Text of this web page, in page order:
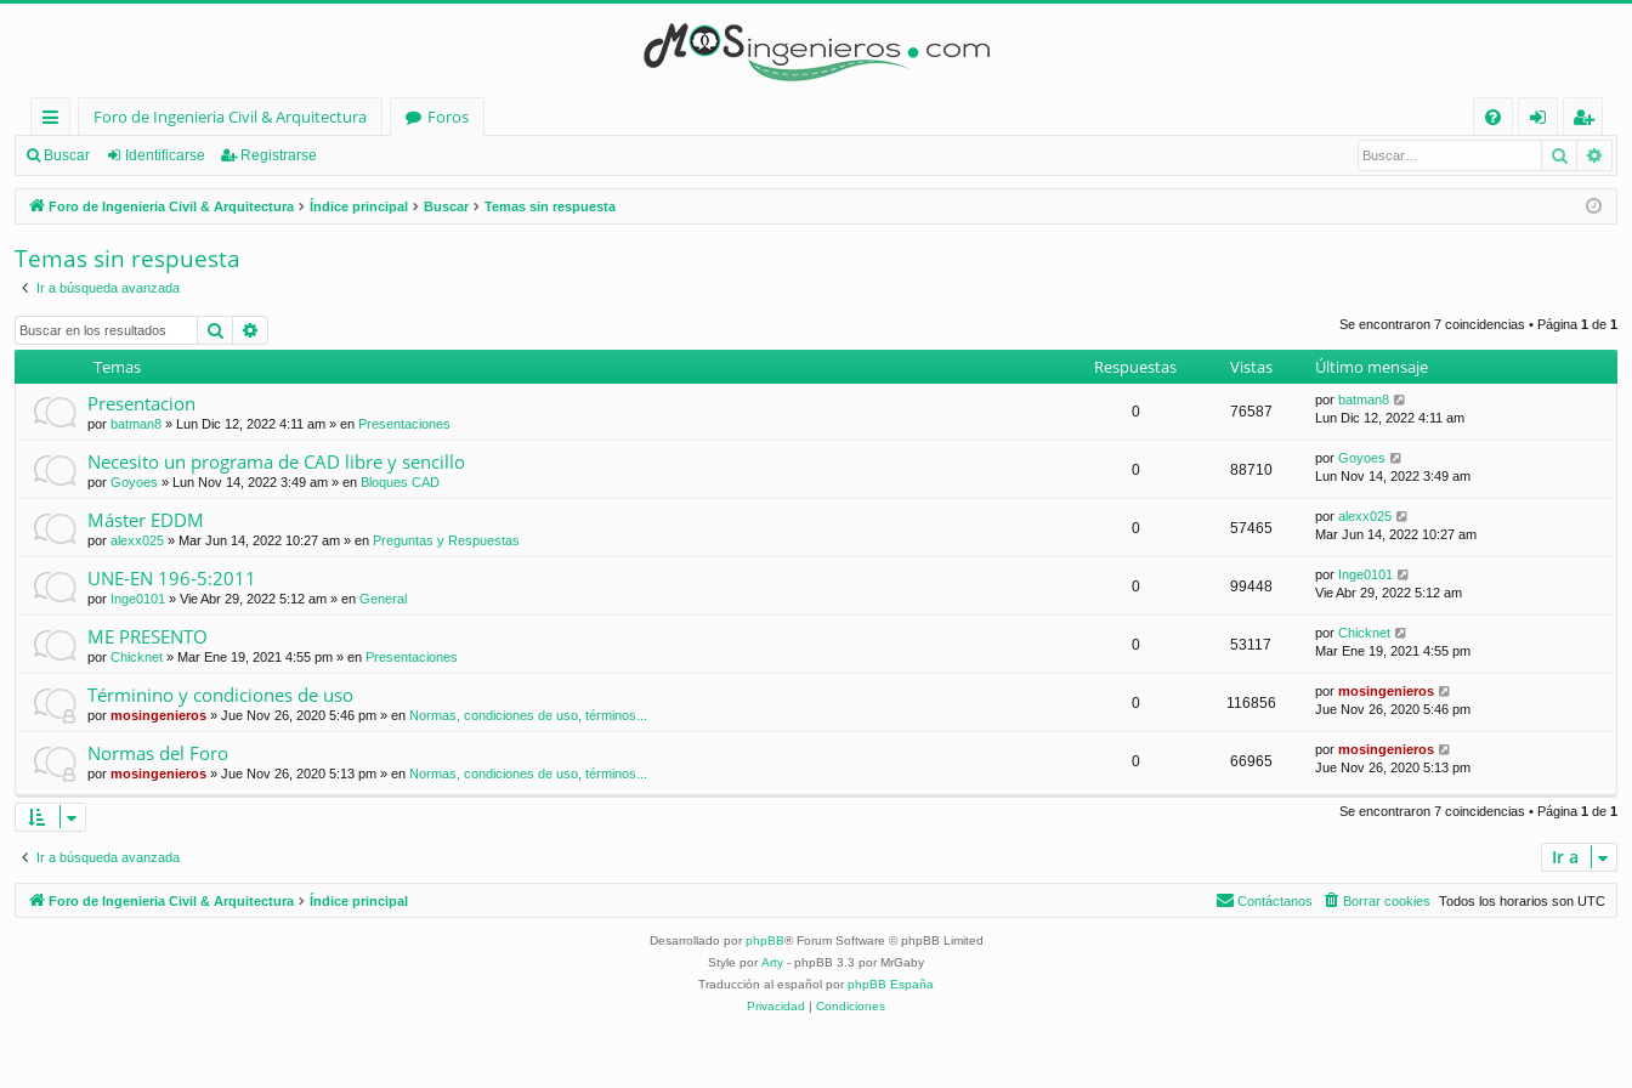
nl
ac
es
rá
d
os
Foro de Ingenieria Civil & Arquitectura
Foros
Q
nt
ifi
eg
ist
ra
Buscar Identificarse Registrarse Buscar
Foro de Ingenieria Civil & Arquitectura Índice principal Buscar Temas sin respuesta
Temas sin respuesta
Ir a búsqueda avanzada
Buscar Se encontraron 7 coincidencias • Página 1 de 1
Temas Respuestas Vistas Último mensaje
Presentacion
por batman8 » Lun Dic 12, 2022 4:11 am » en Presentaciones
0 76587
por batman8
Lun Dic 12, 2022 4:11 am
Necesito un programa de CAD libre y sencillo
por Goyoes » Lun Nov 14, 2022 3:49 am » en Bloques CAD
0 88710
por Goyoes
Lun Nov 14, 2022 3:49 am
Máster EDDM
por alexx025 » Mar Jun 14, 2022 10:27 am » en Preguntas y Respuestas
0 57465
por alexx025
Mar Jun 14, 2022 10:27 am
UNE-EN 196-5:2011
por Inge0101 » Vie Abr 29, 2022 5:12 am » en General
0 99448
por Inge0101
Vie Abr 29, 2022 5:12 am
ME PRESENTO
por Chicknet » Mar Ene 19, 2021 4:55 pm » en Presentaciones
0 53117
por Chicknet
Mar Ene 19, 2021 4:55 pm
Términino y condiciones de uso
por mosingenieros » Jue Nov 26, 2020 5:46 pm » en Normas, condiciones de uso, términos...
0 116856
por mosingenieros
Jue Nov 26, 2020 5:46 pm
Normas del Foro
por mosingenieros » Jue Nov 26, 2020 5:13 pm » en Normas, condiciones de uso, términos...
0 66965
por mosingenieros
Jue Nov 26, 2020 5:13 pm
Se encontraron 7 coincidencias • Página 1 de 1
Ir a búsqueda avanzada Ir a
Foro de Ingenieria Civil & Arquitectura Índice principal Todos los horarios son UTC
Borrar cookies
Contáctanos
Desarrollado por phpBB® Forum Software © phpBB Limited
Style por Arty - phpBB 3.3 por MrGaby
Traducción al español por phpBB España
Privacidad
Condiciones